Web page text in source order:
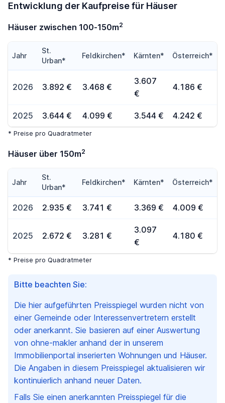
Bitte beachten Sie:
Die hier aufgeführten Preisspiegel wurden nicht von
einer Gemeinde oder Interessenvertretern erstellt
oder anerkannt. Sie basieren auf einer Auswertung
von ohne-makler anhand der in unserem
Immobilienportal inserierten Wohnungen und Häuser.
Die Angaben in diesem Preisspiegel aktualisieren wir
kontinuierlich anhand neuer Daten.
Falls Sie einen anerkannten Preisspiegel für die
Entwicklung der Kaufpreise für Häuser
Häuser zwischen 100-150m2
Jahr
St.
Urban*
Feldkirchen* Kärnten* Österreich*
2026 3.892 € 3.468 €
3.607
€
4.186 €
2025 3.644 € 4.099 € 3.544 € 4.242 €
* Preise pro Quadratmeter
Häuser über 150m2
Jahr
St.
Urban*
Feldkirchen* Kärnten* Österreich*
2026 2.935 € 3.741 € 3.369 € 4.009 €
2025 2.672 € 3.281 €
3.097
€
4.180 €
* Preise pro Quadratmeter